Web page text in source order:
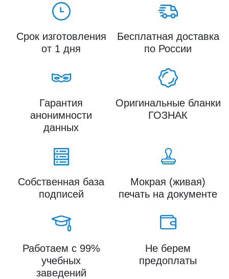
Срок изготовления
от 1 дня
Бесплатная доставка
по России
Гарантия
анонимности
данных
Оригинальные бланки
ГОЗНАК
Собственная база
подписей
Мокрая (живая)
печать на документе
Работаем с 99%
учебных
заведений
Не берем
предоплаты